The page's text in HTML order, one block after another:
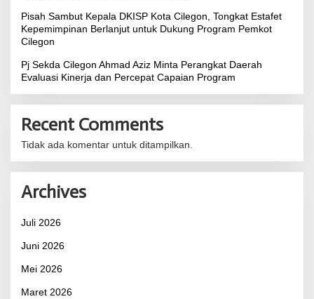
Pisah Sambut Kepala DKISP Kota Cilegon, Tongkat Estafet
Kepemimpinan Berlanjut untuk Dukung Program Pemkot
Cilegon
Pj Sekda Cilegon Ahmad Aziz Minta Perangkat Daerah
Evaluasi Kinerja dan Percepat Capaian Program
Recent Comments
Tidak ada komentar untuk ditampilkan.
Archives
Juli 2026
Juni 2026
Mei 2026
Maret 2026